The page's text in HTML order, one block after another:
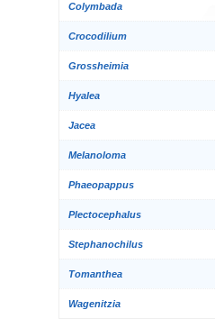
Colymbada
Crocodilium
Grossheimia
Hyalea
Jacea
Melanoloma
Phaeopappus
Plectocephalus
Stephanochilus
Tomanthea
Wagenitzia